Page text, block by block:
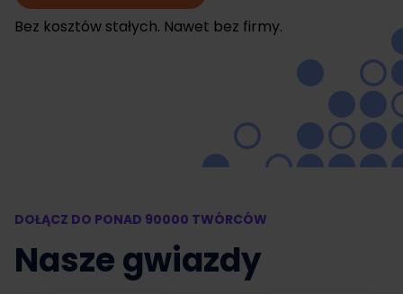
Bez kosztów stałych. Nawet bez firmy.
DOŁĄCZ DO PONAD 90000 TWÓRCÓW
Nasze gwiazdy